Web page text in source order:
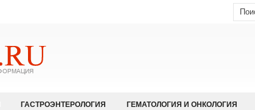
ГАСТРОЭНТЕРОЛОГИЯ ГЕМАТОЛОГИЯ И ОНКОЛОГИЯ